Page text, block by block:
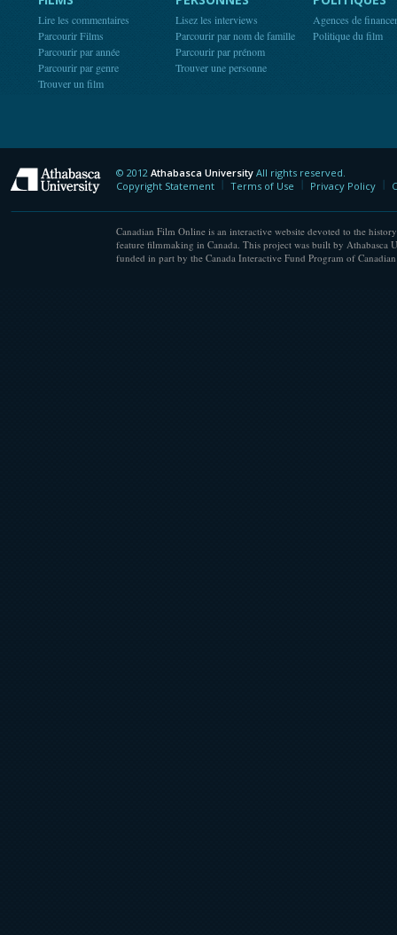
Lire les commentaires
Parcourir Films
Parcourir par année
Parcourir par genre
Trouver un film
Lisez les interviews
Parcourir par nom de famille
Parcourir par prénom
Trouver une personne
Agences de
Politique du film
Athabasca University
© 2012 Athabasca University All rights reserved.
Copyright Statement
Terms of Use Privacy Policy
Canadian Film Online is an interactive website devoted to the
feature filmmaking in Canada. This project was built by Athabasca
funded in part by the Canada Interactive Fund Program of